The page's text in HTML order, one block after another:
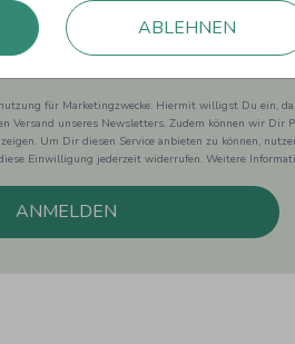
ABLEHNEN
für Marketingzwecke: Hiermit willigst Du ein,
Versand unseres Newsletters. Zudem können wir
Um Dir diesen Service anbieten zu können,
Einwilligung jederzeit widerrufen. Weitere
ANMELDEN